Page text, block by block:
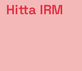
Hitta IRM